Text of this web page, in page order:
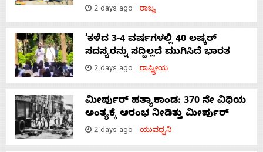
2 days ago ರಾಜ್ಯ
‘ಕಳೆದ 3-4 ವರ್ಷಗಳಲ್ಲಿ 40 ಲಷ್ಕರ್
ಸದಸ್ಯರನ್ನು ಸದ್ದಿಲ್ಲದೆ ಮುಗಿಸಿದೆ ಭಾರತ
2 days ago ರಾಷ್ಟ್ರೀಯ
ಮೀರ್ಪುರ್ ಹತ್ಯಾಕಾಂಡ: 370 ನೇ ವಿಧಿಯ
ಅಂತ್ಯಕ್ಕೆ ಆರಂಭ ನೀಡಿತ್ತು ಮೀರ್ಪುರ್
2 days ago ಯುವಧ್ವನಿ